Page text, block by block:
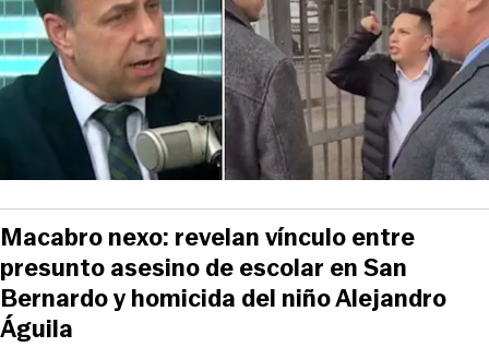
Macabro nexo: revelan vínculo entre
presunto asesino de escolar en San
Bernardo y homicida del niño Alejandro
Águila